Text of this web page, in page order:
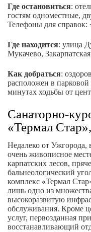
Где остановиться:
гостям одноместные,
Телефоны для справок:
Где находится: улица
Мукачево,
Как добраться:
расположен в парковой
минутах ходьбы от
Санаторно-
«Термал
Недалеко от Ужгорода,
очень живописное
карпатских лесов,
бальнеологический
комплекс «Термал
лишь одно из
высокоразвитую
обслуживания. Кроме
услуг, первозданная
восстанавливающий